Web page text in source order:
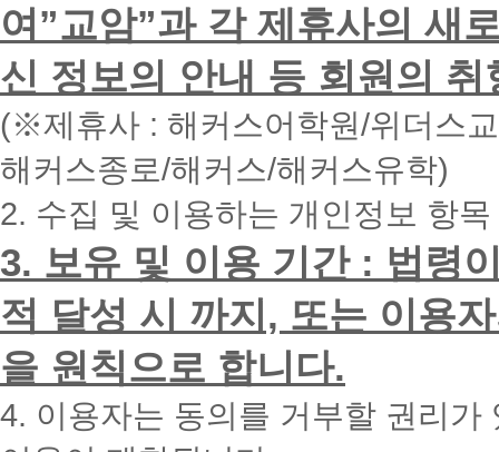
시
면
빠
른
간
내
에
화
드
리
겠
습
니
다.
여”교암”과 각 제휴사의 새
신 정보의 안내 등 회원의
(※제휴사 : 해커스어학원/위더스
해커스종로/해커스/해커스유학)
2. 수집 및 이용하는 개인정보 항
3. 보유 및 이용 기간 : 법령
적 달성 시 까지, 또는 이용
을 원칙으로 합니다.
4. 이용자는 동의를 거부할 권리